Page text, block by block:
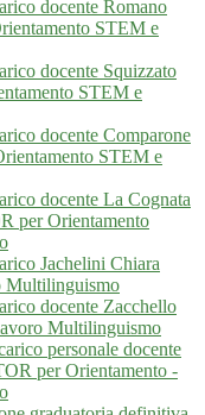
docente Romano
STEM e
docente Squizzato
STEM e
docente Comparone
STEM e
docente La Cognata
per Orientamento
Jachelini Chiara
Multilinguismo
docente Zacchello
Multilinguismo
personale docente
per Orientamento -